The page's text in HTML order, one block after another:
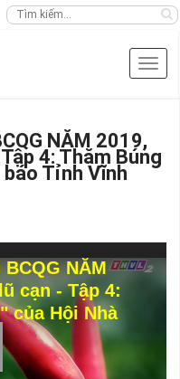
NĂM 2019,
4: Thăm Búng
báo Tỉnh Vĩnh
NĂM
cạn - Tập 4:
của Hội Nhà